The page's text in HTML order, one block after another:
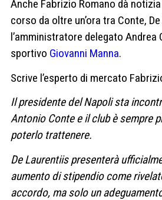
Anche Fabrizio Romano dà
corso da oltre un’ora tra Conte,
l’amministratore delegato Andrea
sportivo Giovanni Manna.
Scrive l’esperto di mercato
Il presidente del Napoli sta
Antonio Conte e il club è sempre
poterlo trattenere.
De Laurentiis presenterà
aumento di stipendio come
accordo, ma solo un